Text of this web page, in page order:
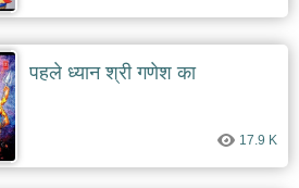
पहले ध्यान श्री गणेश का
17.9 K